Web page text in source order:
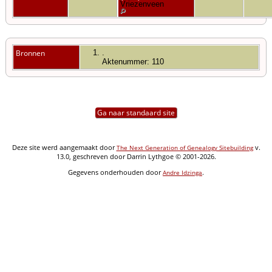
Vriezenveen
Bronnen
Aktenummer: 110
Ga naar standaard site
Deze site werd aangemaakt doorThe Next Generation of Genealogy Sitebuildingv.
13.0, geschreven door Darrin Lythgoe © 2001-2026.
Gegevens onderhouden doorAndre Idzinga.